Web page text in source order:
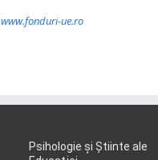
www.fonduri-ue.ro
Psihologie şi Ştiinte ale